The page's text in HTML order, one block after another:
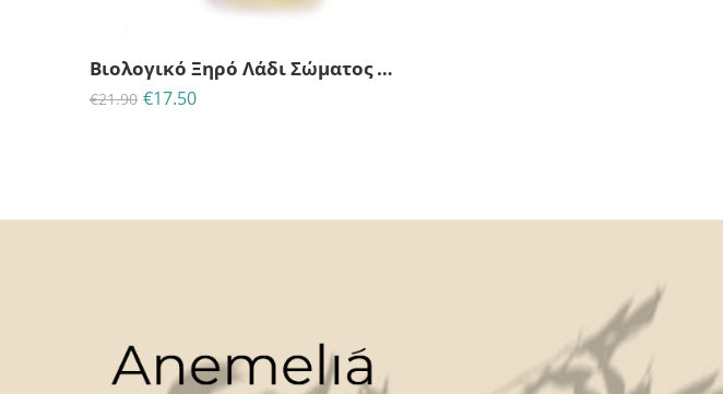
Βιολογικό Ξηρό Λάδι Σώματος Ομορφιάς Precieux Argan So bio-100ml
€21.90 €17.50